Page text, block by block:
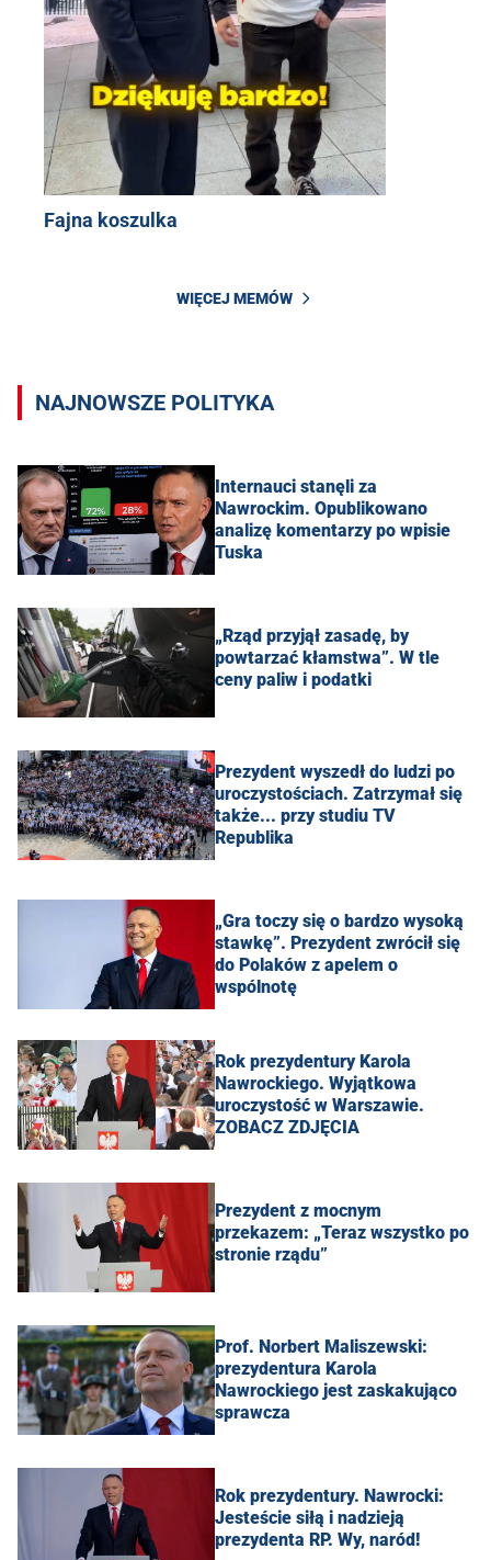
Fajna koszulka
WIĘCEJ MEMÓW
NAJNOWSZE POLITYKA
Internauci stanęli za
Nawrockim. Opublikowano
analizę komentarzy po wpisie
Tuska
„Rząd przyjął zasadę, by
powtarzać kłamstwa”. W tle
ceny paliw i podatki
Prezydent wyszedł do ludzi po
uroczystościach. Zatrzymał się
także... przy studiu TV
Republika
„Gra toczy się o bardzo wysoką
stawkę”. Prezydent zwrócił się
do Polaków z apelem o
wspólnotę
Rok prezydentury Karola
Nawrockiego. Wyjątkowa
uroczystość w Warszawie.
ZOBACZ ZDJĘCIA
Prezydent z mocnym
przekazem: „Teraz wszystko po
stronie rządu”
Prof. Norbert Maliszewski:
prezydentura Karola
Nawrockiego jest zaskakująco
sprawcza
Rok prezydentury. Nawrocki:
Jesteście siłą i nadzieją
prezydenta RP. Wy, naród!